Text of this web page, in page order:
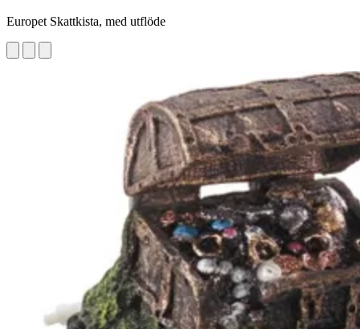
Europet Skattkista, med utflöde